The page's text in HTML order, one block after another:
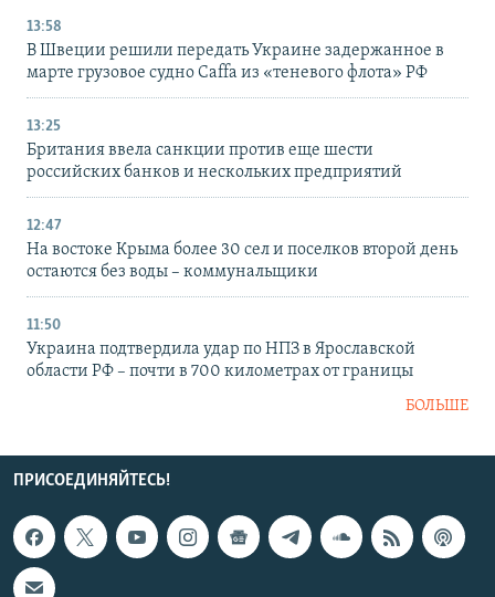
13:58
В Швеции решили передать Украине задержанное в
марте грузовое судно Caffa из «теневого флота» РФ
13:25
Британия ввела санкции против еще шести
российских банков и нескольких предприятий
12:47
На востоке Крыма более 30 сел и поселков второй день
остаются без воды – коммунальщики
11:50
Украина подтвердила удар по НПЗ в Ярославской
области РФ – почти в 700 километрах от границы
БОЛЬШЕ
ПРИСОЕДИНЯЙТЕСЬ!